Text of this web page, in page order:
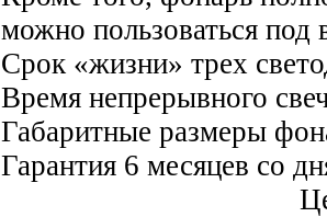
можно пользоваться
Срок «жизни» трех
Время непрерывного
Габаритные размеры
Гарантия 6 месяцев со